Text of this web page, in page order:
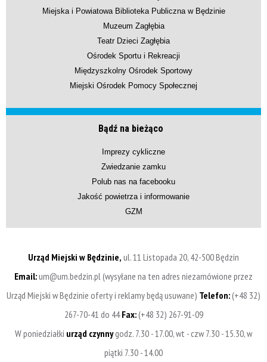
Miejska i Powiatowa Biblioteka Publiczna w Będzinie
Muzeum Zagłębia
Teatr Dzieci Zagłębia
Ośrodek Sportu i Rekreacji
Międzyszkolny Ośrodek Sportowy
Miejski Ośrodek Pomocy Społecznej
Bądź na bieżąco
Imprezy cykliczne
Zwiedzanie zamku
Polub nas na facebooku
Jakość powietrza i informowanie
GZM
Urząd Miejski w Będzinie, ul. 11 Listopada 20, 42-500 Będzin
Email:um@um.bedzin.pl (wysyłane na ten adres niezamówione przez
Urząd Miejski w Będzinie oferty i reklamy będą usuwane) Telefon:(+48 32)
267-70-41 do 44Fax:(+48 32) 267-91-09
W poniedziałki urząd czynnygodz. 7.30 - 17.00, wt - czw 7.30 - 15.30, w
piątki 7.30 - 14.00